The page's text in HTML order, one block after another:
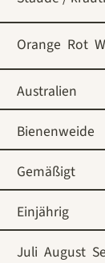
Orange Rot
Australien
Bienenweide
Gemäßigt
Einjährig
Juli August